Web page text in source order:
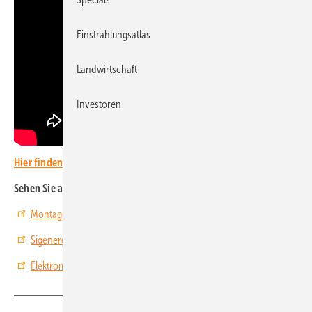
Hier finden Sie mehr aktuelle Videos.
Sehen Sie auch:
Montagesysteme von SL Rack - Warum sie die erste Wahl sind
Sigenergy: Heimspeicher und DC-Charger schnell installiert
Elektromeister David Wiest: Dieser Speicher passt immer!
Einstrahlungsatlas
Landwirtschaft
Investoren